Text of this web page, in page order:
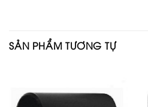
SẢN PHẨM TƯƠNG TỰ